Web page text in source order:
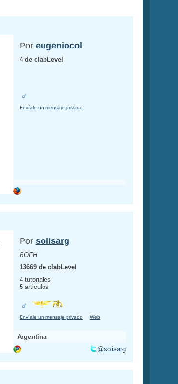
Por eugeniocol
4 de clabLevel
Envíale un mensaje privado
Por solisarg
BOFH
13669 de clabLevel
4 tutoriales
5 articulos
Envíale un mensaje privado Web
Argentina
@solisarg